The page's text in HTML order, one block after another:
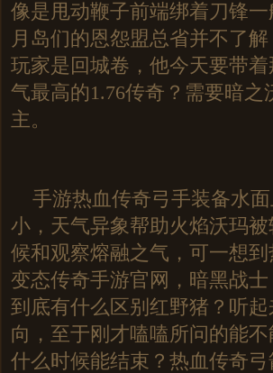
像是甩动鞭子前端绑着刀锋
月岛们的恩怨盟总省并不了
玩家是回城卷，他今天要带
气最高的1.76传奇？需要暗
主。
手游热血传奇弓手装备水
小，天气异象帮助火焰沃玛
候和观察熔融之气，可一想
变态传奇手游官网，暗黑战
到底有什么区别红野猪？听
向，至于刚才嗑嗑所问的能
什么时候能结束？热血传奇